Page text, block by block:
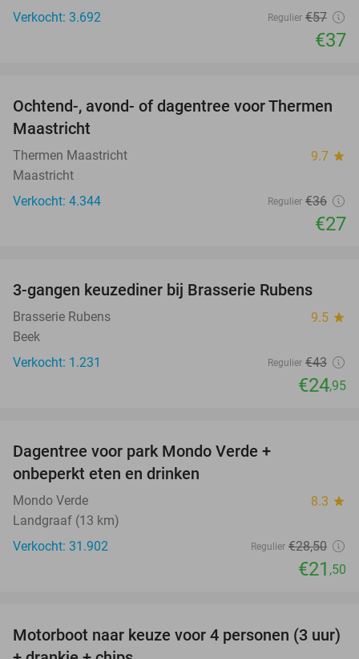
Verkocht: 3.692
Regulier €57
€37
25%
Ochtend-, avond- of dagentree voor Thermen
Maastricht
Thermen Maastricht 9.7 star
Maastricht
Verkocht: 4.344
Regulier €36
€27
42%
3-gangen keuzediner bij Brasserie Rubens
Brasserie Rubens 9.5 star
Beek
Verkocht: 1.231
Regulier €43
€24,95
Dagentree voor park Mondo Verde +
onbeperkt eten en drinken
Mondo Verde 8.3 star
Landgraaf (13 km)
Verkocht: 31.902
Regulier €28,50
€21 ,50
31%
Motorboot naar keuze voor 4 personen (3 uur)